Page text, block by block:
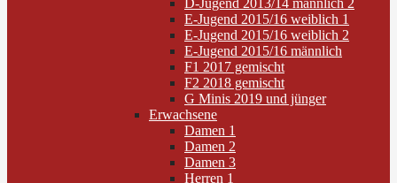
D-Jugend 2013/14 männlich 2
E-Jugend 2015/16 weiblich 1
E-Jugend 2015/16 weiblich 2
E-Jugend 2015/16 männlich
F1 2017 gemischt
F2 2018 gemischt
G Minis 2019 und jünger
Erwachsene
Damen 1
Damen 2
Damen 3
Herren 1